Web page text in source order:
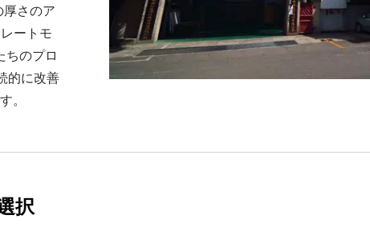
厚さのア
ートモ
ちのプロ
的に改善
。
択